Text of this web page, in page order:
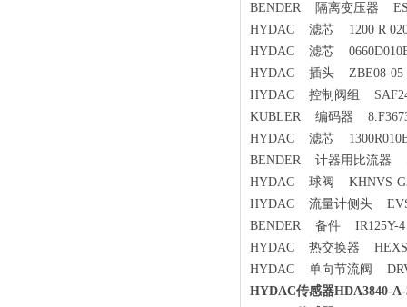
BENDER 隔离变压器
HYDAC 滤芯 1200 R
HYDAC 滤芯
HYDAC 插头 ZBE08-05
HYDAC 控制阀组
KUBLER 编码器
HYDAC 滤芯
BENDER 计器用比流器
HYDAC 球阀 KHNVS-
HYDAC 流量计侧头 EVS
BENDER 备件 IR125Y-4
HYDAC 热交换器
HYDAC 单向节流阀
HYDAC传感器HDA3840-